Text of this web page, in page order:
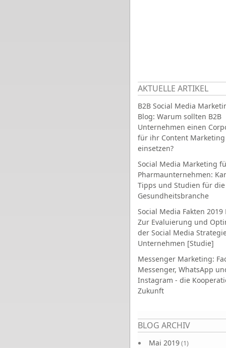
AKTUELLE ARTIKEL
B2B Social Media
Blog: Warum sollten B2B
Unternehmen einen
für ihr Content Marketing
einsetzen?
Social Media Marketing
Pharmaunternehmen:
Tipps und Studien für die
Gesundheitsbranche
Social Media Fakten 2019
Zur Evaluierung und
der Social Media
Unternehmen [Studie]
Messenger Marketing:
Messenger, WhatsApp
Instagram - die
Zukunft
BLOG ARCHIV
Mai 2019(1)
Seiten